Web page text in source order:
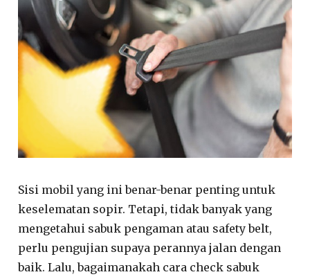
Sisi mobil yang ini benar-benar penting untuk
keselematan sopir. Tetapi, tidak banyak yang
mengetahui sabuk pengaman atau safety belt,
perlu pengujian supaya perannya jalan dengan
baik. Lalu, bagaimanakah cara check sabuk